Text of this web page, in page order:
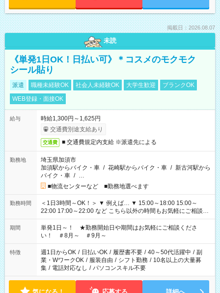
掲載日：2026.08.07
未読
《単発1日OK！日払い可》＊コスメのモクモク
シール貼り
派遣 職種未経験OK 社会人未経験OK 大学生歓迎
ブランクOK
WEB登録・面接OK
給与
時給1,300円～1,625円
交通費別途支給あり
交通費 ■ 交通費規定内支給 ※派遣先による
勤務地
埼玉県加須市
加須駅からバイク・車 / 花崎駅からバイク・車 / 新古河駅から
バイク・車 / …
■物流センターなど ■勤務地選べます
勤務時間
＜1日3時間～OK！＞ ▼ 例えば… ▼ 15:00～18:00 15:00～
22:00 17:00～22:00 など こちら以外の時間もお気軽にご相談く
ださい！
期間
単発1日～！ ★勤務開始日や期間はお気軽にご相談くださ
い！ ＃8月～ ＃9月～
特徴 週1日からOK / 日払いOK / 履歴書不要 / 40～50代活躍中 / 副
業・WワークOK / 服装自由 / シフト勤務 / 10名以上の大量募
集 / 電話対応なし / パソコンスキル不要